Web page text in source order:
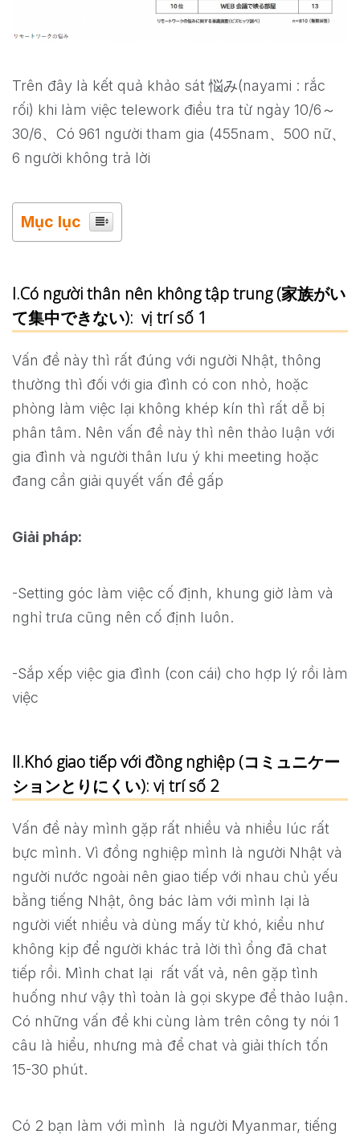
Trên đây là kết quả khảo sát 悩み(nayami : rắc
rối) khi làm việc telework điều tra từ ngày 10/6～
30/6、Có 961 người tham gia (455nam、500 nữ、
6 người không trả lời
Mục lục
I.Có người thân nên không tập trung (家族がい
て集中できない): vị trí số 1
Vấn đề này thì rất đúng với người Nhật, thông
thường thì đối với gia đình có con nhỏ, hoặc
phòng làm việc lại không khép kín thì rất dễ bị
phân tâm. Nên vấn đề này thì nên thảo luận với
gia đình và người thân lưu ý khi meeting hoặc
đang cần giải quyết vấn đề gấp
Giải pháp:
-Setting góc làm việc cố định, khung giờ làm và
nghỉ trưa cũng nên cố định luôn.
-Sắp xếp việc gia đình (con cái) cho hợp lý rồi làm
việc
II.Khó giao tiếp với đồng nghiệp (コミュニケー
ションとりにくい): vị trí số 2
Vấn đề này mình gặp rất nhiều và nhiều lúc rất
bực mình. Vì đồng nghiệp mình là người Nhật và
người nước ngoài nên giao tiếp với nhau chủ yếu
bằng tiếng Nhật, ông bác làm với mình lại là
người viết nhiều và dùng mấy từ khó, kiểu như
không kịp để người khác trả lời thì ổng đã chat
tiếp rồi. Mình chat lại rất vất vả, nên gặp tình
huống như vậy thì toàn là gọi skype để thảo luận.
Có những vấn đề khi cùng làm trên công ty nói 1
câu là hiểu, nhưng mà để chat và giải thích tốn
15-30 phút.
Có 2 bạn làm với mình là người Myanmar, tiếng